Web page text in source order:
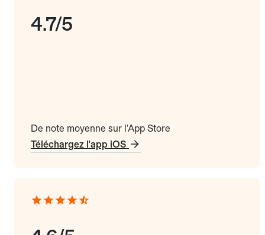
4.7/5
De note moyenne sur l'App Store
Téléchargez l'app iOS